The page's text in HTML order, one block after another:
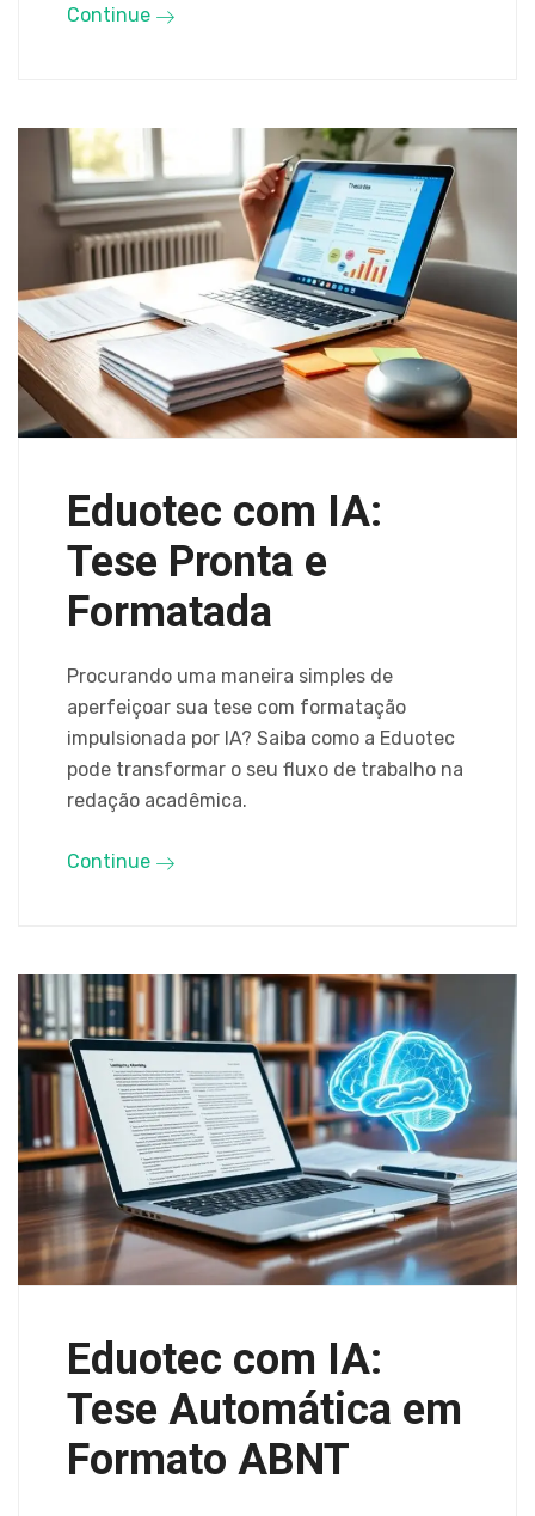
Continue
Eduotec com IA:
Tese Pronta e
Formatada
Procurando uma maneira simples de
aperfeiçoar sua tese com formatação
impulsionada por IA? Saiba como a Eduotec
pode transformar o seu fluxo de trabalho na
redação acadêmica.
Continue
Eduotec com IA:
Tese Automática em
Formato ABNT